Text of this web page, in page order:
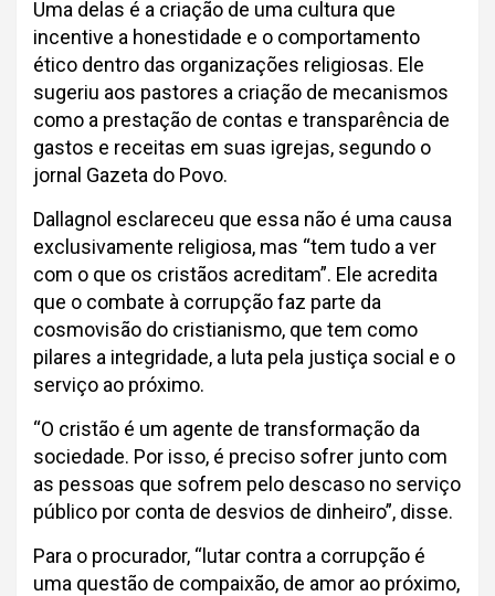
Uma delas é a criação de uma cultura que
incentive a honestidade e o comportamento
ético dentro das organizações religiosas. Ele
sugeriu aos pastores a criação de mecanismos
como a prestação de contas e transparência de
gastos e receitas em suas igrejas, segundo o
jornal Gazeta do Povo.
Dallagnol esclareceu que essa não é uma causa
exclusivamente religiosa, mas “tem tudo a ver
com o que os cristãos acreditam”. Ele acredita
que o combate à corrupção faz parte da
cosmovisão do cristianismo, que tem como
pilares a integridade, a luta pela justiça social e o
serviço ao próximo.
“O cristão é um agente de transformação da
sociedade. Por isso, é preciso sofrer junto com
as pessoas que sofrem pelo descaso no serviço
público por conta de desvios de dinheiro”, disse.
Para o procurador, “lutar contra a corrupção é
uma questão de compaixão, de amor ao próximo,